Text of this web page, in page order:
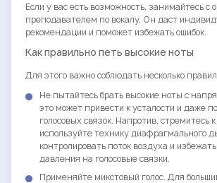
Если у вас есть возможность, занимайтесь с
преподавателем по вокалу. Он даст
рекомендации и поможет избежать ошибок.
Как правильно петь высокие ноты
Для этого важно соблюдать несколько
Не пытайтесь брать высокие ноты с
это может привести к усталости и даже
голосовых связок. Напротив, стремитесь
используйте технику диафрагмального
контролировать поток воздуха и
давления на голосовые связки.
Применяйте микстовый голос. Для